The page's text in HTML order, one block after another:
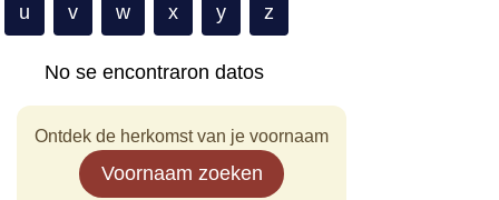
u v w x y z
No se encontraron datos
Ontdek de herkomst van je voornaam
Voornaam zoeken